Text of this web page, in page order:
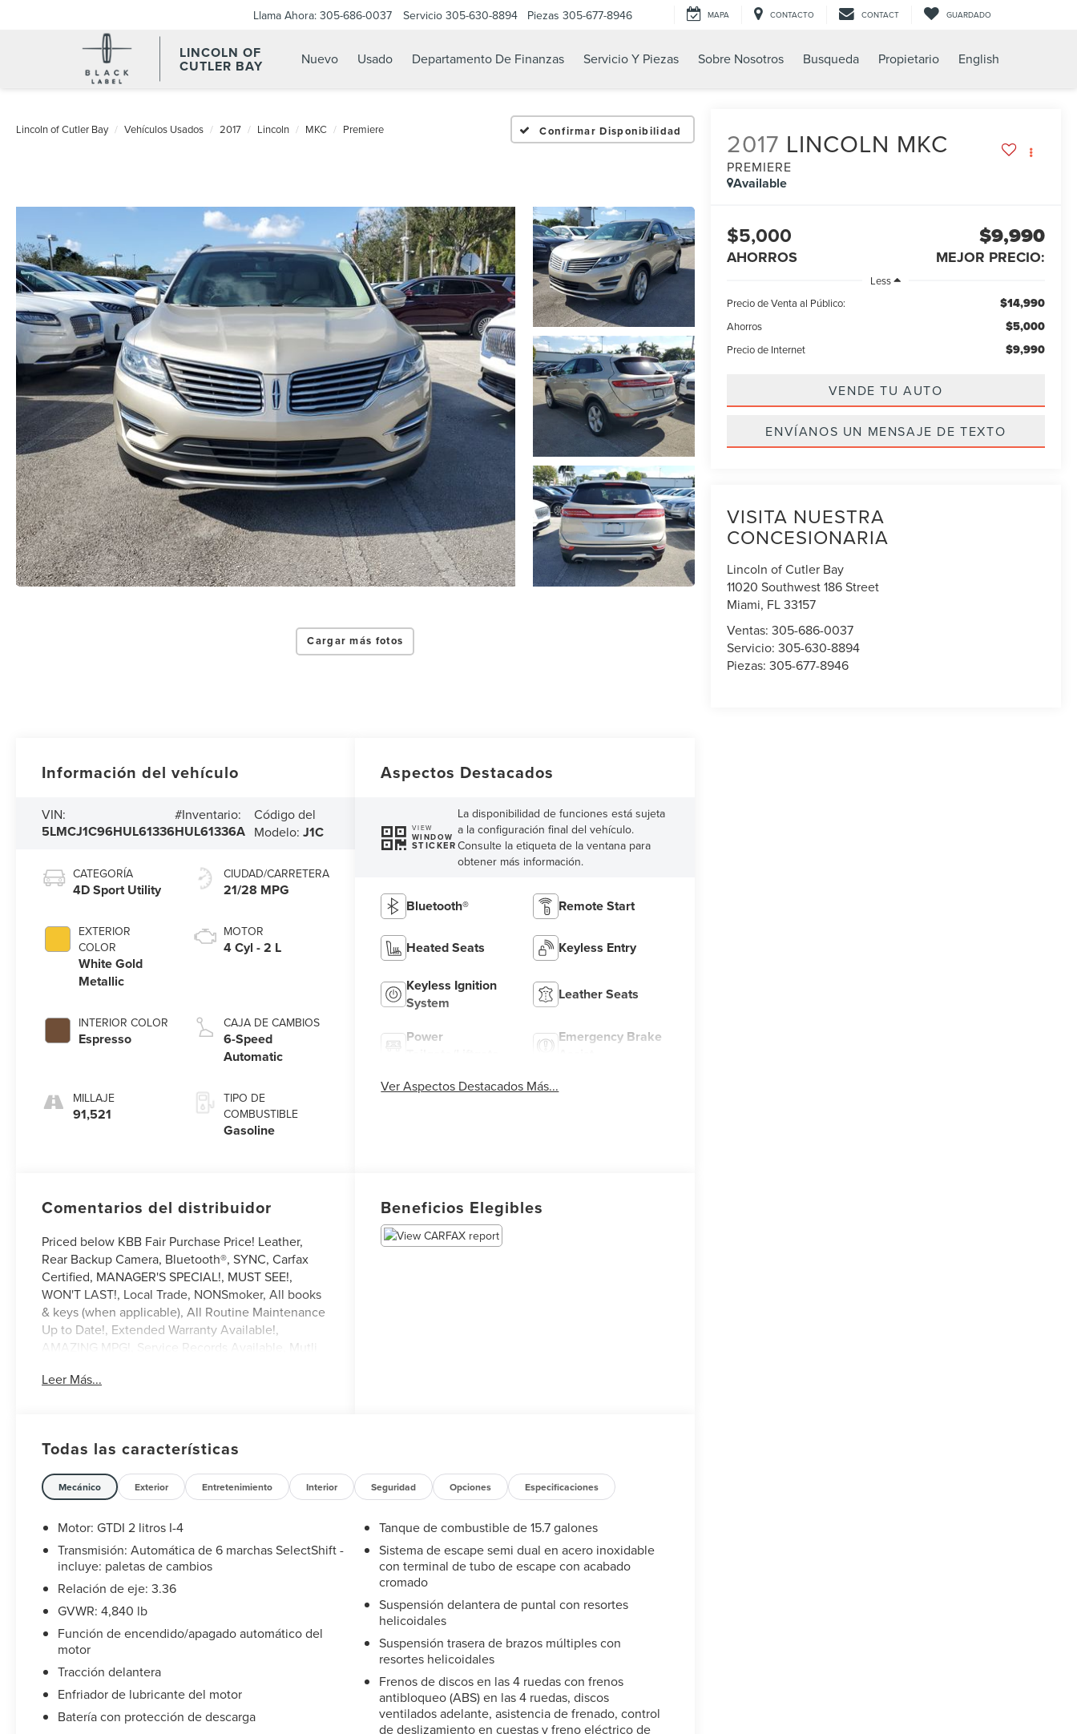
LINCOLN OF
CUTLER BAY
Llama Ahora: 305-686-0037 Servicio 305-630-8894 Piezas 305-677-8946 MAPA CONTACTO CONTACT GUARDADO
Nuevo Usado Departamento De Finanzas Servicio Y Piezas Sobre Nosotros Busqueda Propietario English
Lincoln of Cutler Bay Vehículos Usados 2017 Lincoln MKC Premiere Confirmar Disponibilidad
Cargar más fotos
2017 LINCOLN MKC
PREMIERE
Available
$5,000
AHORROS
$9,990
MEJOR PRECIO:
Less
Precio de Venta al Público:
$14,990
Ahorros $5,000
Precio de Internet $9,990
VENDE TU AUTO
ENVÍANOS UN MENSAJE DE TEXTO
VISITA NUESTRA
CONCESIONARIA
Lincoln of Cutler Bay
11020 Southwest 186 Street
Miami, FL 33157
Ventas: 305-686-0037
Servicio: 305-630-8894
Piezas: 305-677-8946
Información del vehículo
VIN:
5LMCJ1C96HUL61336
#Inventario:
HUL61336A
Código del
Modelo: J1C
CATEGORÍA
4D Sport Utility
EXTERIOR
COLOR
White Gold
Metallic
INTERIOR COLOR
Espresso
MILLAJE
91,521
CIUDAD/CARRETERA
21/28 MPG
MOTOR
4 Cyl - 2 L
CAJA DE CAMBIOS
6-Speed
Automatic
TIPO DE
COMBUSTIBLE
Gasoline
Aspectos Destacados
VIEW
WINDOW
STICKER
La disponibilidad de funciones está sujeta
a la configuración final del vehículo.
Consulte la etiqueta de la ventana para
obtener más información.
Bluetooth® Remote Start
Heated Seats Keyless Entry
Keyless Ignition
System
Leather Seats
Power
Emergency Brake
Ver Aspectos Destacados Más...
Comentarios del distribuidor
Priced below KBB Fair Purchase Price! Leather,
Rear Backup Camera, Bluetooth®, SYNC, Carfax
Certified, MANAGER'S SPECIAL!, MUST SEE!,
WON'T LAST!, Local Trade, NONSmoker, All books
& keys (when applicable), All Routine Maintenance
Up to Date!, Extended Warranty Available!,
AMAZING MPG!, Service Records Available, Mutli
Push Button Start, iphone / Droid Navigation
**Let Doral Lincoln and Lincoln of Cutler Bay be
your #1 choice for your next certified pre-owned
vehicle. We take pride in everything we do and
strive to not only to be the best Florida dealership
but to be the best in the nation. CARFAX-Certified,
Trades welcomed, Financing Available. All certified
pre-owned vehicles are offered with 162-point
inspection, and CARFAX vehicle report. Before you
sell your trade let one of our Sales consultants offer
you the most for your car without the hassle. Call
us today at 786-845-0900 or 786-230-8105. Call or
see dealer for details. Valid only to internet
customers who provide printed offer. Not valid in
conjunction with any other offer. Price is subject to
change without notice.**
Leer Más...
Beneficios Elegibles
Todas las características
Mecánico Exterior Entretenimiento Interior Seguridad Opciones Especificaciones
Motor: GTDI 2 litros I-4
Transmisión: Automática de 6 marchas SelectShift -
incluye: paletas de cambios
Relación de eje: 3.36
GVWR: 4,840 lb
Función de encendido/apagado automático del
motor
Tracción delantera
Enfriador de lubricante del motor
Batería con protección de descarga
Tanque de combustible de 15.7 galones
Sistema de escape semi dual en acero inoxidable
con terminal de tubo de escape con acabado
cromado
Suspensión delantera de puntal con resortes
helicoidales
Suspensión trasera de brazos múltiples con
resortes helicoidales
Frenos de discos en las 4 ruedas con frenos
antibloqueo (ABS) en las 4 ruedas, discos
ventilados adelante, asistencia de frenado, control
de deslizamiento en cuestas y freno eléctrico de